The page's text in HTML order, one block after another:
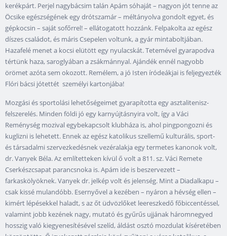
kerékpárt. Perjel nagybácsim talán Apám sóhaját – nagyon jót tenne az
Öcsike egészségének egy drótszamár – méltányolva gondolt egyet, és
gépkocsin – saját sofőrrel! – ellátogatott hozzánk. Felpakolta az egész
díszes családot, és máris Csepelen voltunk, a gyár mintaboltjában.
Hazafelé menet a kocsi elütött egy nyulacskát. Tetemével gyarapodva
tértünk haza, saroglyában a zsákmánnyal. Ajándék ennél nagyobb
örömet azóta sem okozott. Remélem, a jó Isten íródeákjai is feljegyezték
Flóri bácsi jótettét személyi kartonjába!
Mozgási és sportolási lehetőségeimet gyarapította egy asztalitenisz-
felszerelés. Minden földi jó egy karnyújtásnyira volt, így a Váci
Reménység mozival egybekapcsolt klubháza is, ahol pingpongozni és
kuglizni is lehetett. Ennek az egész katolikus szellemű kulturális, sport-
és társadalmi szervezkedésnek vezéralakja egy termetes kanonok volt,
dr. Vanyek Béla. Az említetteken kívül ő volt a 811. sz. Váci Remete
Cserkészcsapat parancsnoka is. Apám ide is beszervezett –
farkaskölyöknek. Vanyek dr. jelkép volt és jelenség. Mint a Diadalkapu –
csak kissé mulandóbb. Esernyővel a kezében – nyáron a hévség ellen –
kimért lépésekkel haladt, s az őt üdvözlőket leereszkedő főbiccentéssel,
valamint jobb kezének nagy, mutató és gyűrűs ujjának háromnegyed
hosszig való kiegyenesítésével szelíd, áldást osztó mozdulat kíséretében